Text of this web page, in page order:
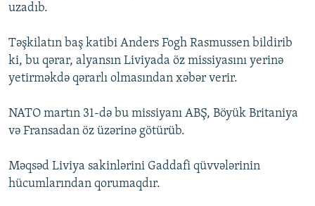
ARAŞDIRMA
MULTIMEDIA
VIDEO
İNFOQRAFIKA
RADIO ARXIV
AZƏRBAYCAN ƏDƏBIYYATI KITABXANASI
İZ - MƏDƏNIYYƏT PROQRAMI
HAQQIMIZDA
MISSIYAMIZ
PEŞƏ ETIKASI VƏ JURNALISTIKA STANDARTLARIMIZ
MATERIALLARIMIZDAN ISTIFADƏ
AZADLIQRADIOSU MOBIL TELEFONUNUZDA
BIZI IZLƏ
RFE/RL-in bütün saytları
uzadıb.
Təşkilatın baş katibi Anders Fogh Rasmussen bildirib
ki, bu qərar, alyansın Liviyada öz missiyasını yerinə
yetirməkdə qərarlı olmasından xəbər verir.
NATO martın 31-də bu missiyanı ABŞ, Böyük Britaniya
və Fransadan öz üzərinə götürüb.
Məqsəd Liviya sakinlərini Gaddafi qüvvələrinin
hücumlarından qorumaqdır.